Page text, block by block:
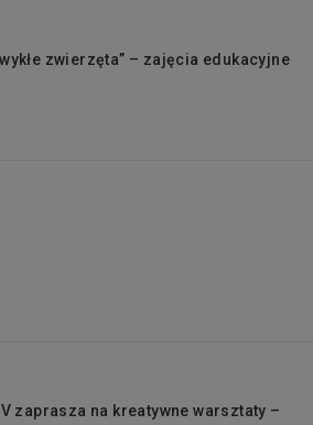
zwierzęta” – zajęcia edukacyjne
zaprasza na kreatywne warsztaty –